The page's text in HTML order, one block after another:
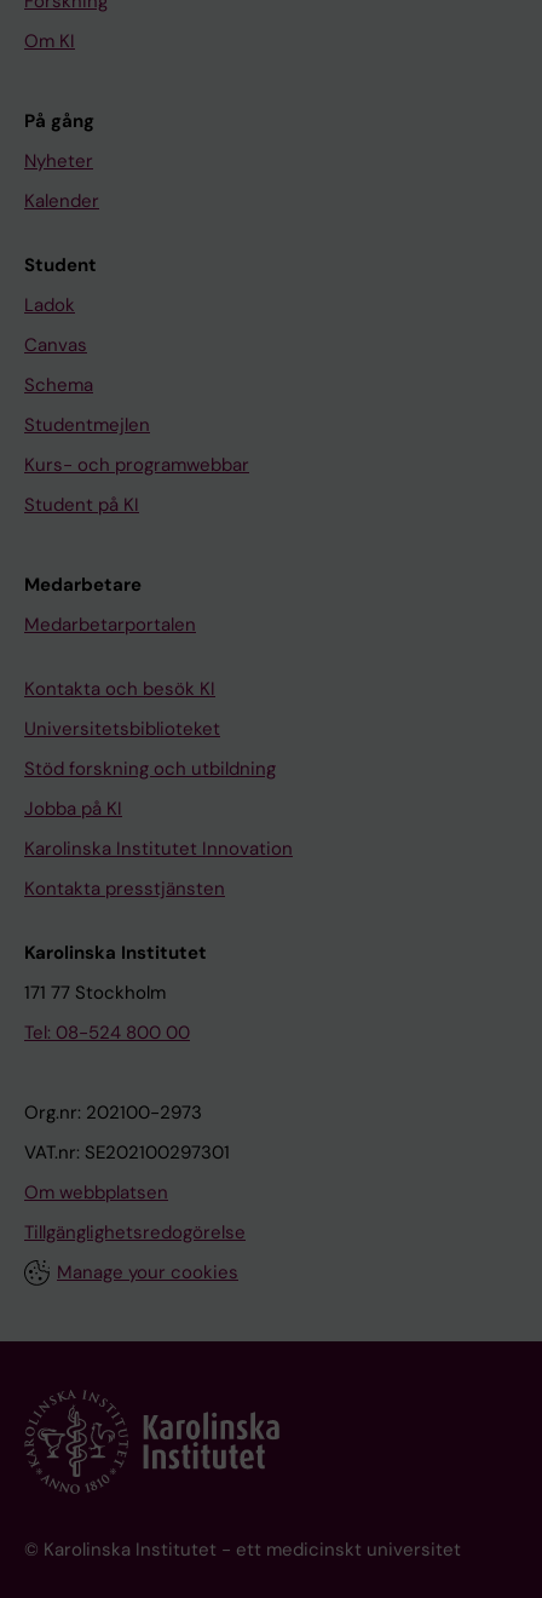
Om KI
På gång
Nyheter
Kalender
Student
Ladok
Canvas
Schema
Studentmejlen
Kurs- och programwebbar
Student på KI
Medarbetare
Medarbetarportalen
Kontakta och besök KI
Universitetsbiblioteket
Stöd forskning och utbildning
Jobba på KI
Karolinska Institutet Innovation
Kontakta presstjänsten
Karolinska Institutet
171 77 Stockholm
Tel: 08-524 800 00
Org.nr: 202100-2973
VAT.nr: SE202100297301
Om webbplatsen
Tillgänglighetsredogörelse
Manage your cookies
© Karolinska Institutet - ett medicinskt universitet